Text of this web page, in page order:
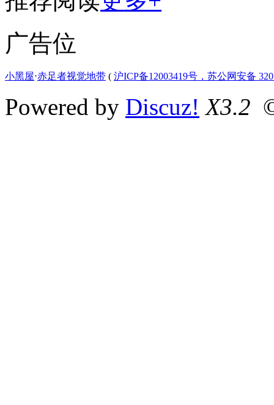
广告位
小黑屋⋅赤足者视觉地带 ( 沪ICP备12003419号，苏公网安备
Powered by Discuz! X3.2